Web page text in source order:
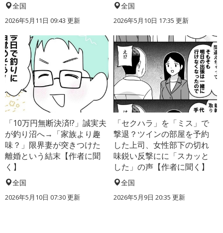
全国
2026年5月11日 09:43 更新
全国
2026年5月10日 17:35 更新
「10万円無断決済!?」誠実夫
が釣り沼へ→「家族より趣
味？」限界妻が突きつけた
離婚という結末【作者に聞
く】
全国
2026年5月10日 07:30 更新
「セクハラ」を「ミス」で
撃退？ツインの部屋を予約
した上司、女性部下の切れ
味鋭い反撃にに「スカッと
した」の声【作者に聞く】
全国
2026年5月9日 20:35 更新